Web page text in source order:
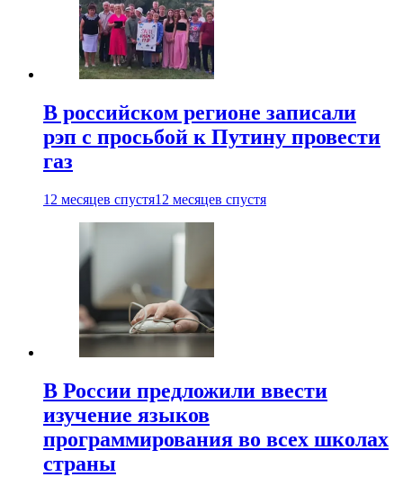
В российском регионе записали
рэп с просьбой к Путину провести
газ
12 месяцев спустя12 месяцев спустя
В России предложили ввести
изучение языков
программирования во всех школах
страны